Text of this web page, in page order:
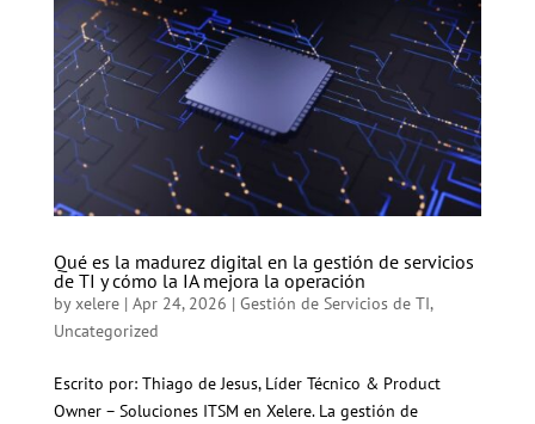
Qué es la madurez digital en la gestión de servicios
de TI y cómo la IA mejora la operación
byxelere| Apr 24, 2026 | Gestión de Servicios de TI,
Uncategorized
Escrito por: Thiago de Jesus, Líder Técnico & Product
Owner – Soluciones ITSM en Xelere. La gestión de